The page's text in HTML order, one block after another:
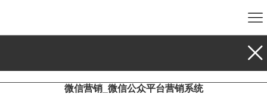
抖音代运营
微信营销_微信公众平台营销系统